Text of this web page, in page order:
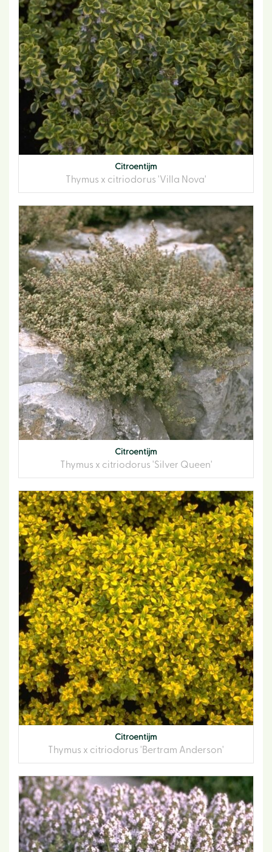
Citroentijm
Thymus x citriodorus 'Villa Nova'
Citroentijm
Thymus x citriodorus 'Silver Queen'
Citroentijm
Thymus x citriodorus 'Bertram Anderson'